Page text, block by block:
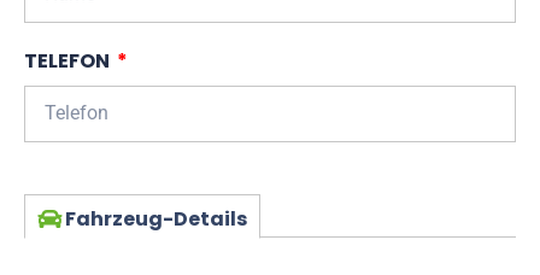
TELEFON
Fahrzeug-Details